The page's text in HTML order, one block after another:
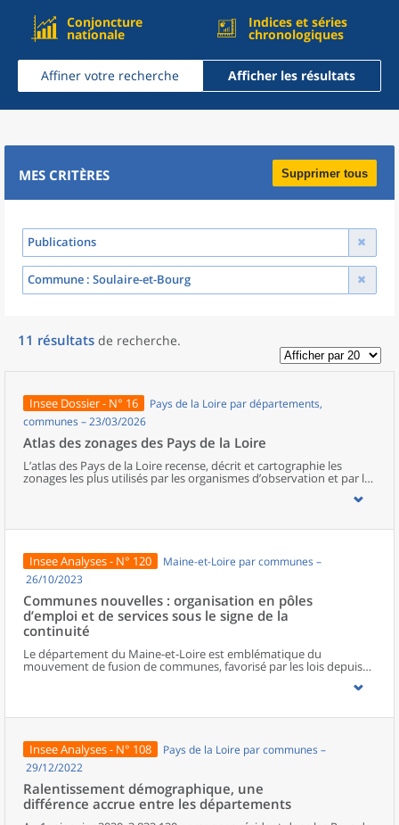
Conjoncture
nationale
Indices et séries
chronologiques
Affiner votre recherche Afficher les résultats
MES CRITÈRES Supprimer tous
Publications
Commune : Soulaire-et-Bourg
11 résultats de recherche.
Insee Dossier - N° 16
Pays de la Loire par départements,
communes – 23/03/2026
Atlas des zonages des Pays de la Loire
L’atlas des Pays de la Loire recense, décrit et cartographie les
zonages les plus utilisés par les organismes d’observation et par les
pouvoirs publics de la région. Il en présente les versions
actualisées en 2025.Après une présentation de la région, l’ouvrage
administratifs ;- les zonages d’étude ;- les zonages d’action
d’appréhender les principaux zonages à disposition des acteurs de
la région, leurs spécificités et leurs complémentarités. Il permet de
faire un choix éclairé du zonage le plus pertinent pour une analyse
Insee Analyses - N° 120
Maine-et-Loire par communes –
26/10/2023
Communes nouvelles : organisation en pôles
d’emploi et de services sous le signe de la
continuité
Le département du Maine-et-Loire est emblématique du
mouvement de fusion de communes, favorisé par les lois depuis
2010 : 38 communes nouvelles ont été créées entre 2015 et 2019.
une ou deux polarités principales, centres de services ou d’emploi,
services. Si la polarisation des équipements et des emplois permet
de trouver des similitudes entre les communes nouvelles, des
hétérogénéités demeurent. En effet, l’accessibilité aux services et
initiale du territoire plutôt qu’à leur statut de commune nouvelle.
Insee Analyses - N° 108
Pays de la Loire par communes –
29/12/2022
Ralentissement démographique, une
différence accrue entre les départements